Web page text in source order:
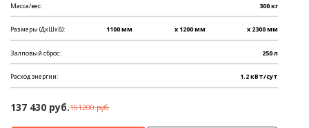
Масса/вес: 300 кг
Размеры (ДхШхВ): 1100 мм x 1200 мм x 2300 мм
Залповый сброс: 250 л
Расход энергии: 1.2 кВт/сут
137 430 руб.151200 руб.